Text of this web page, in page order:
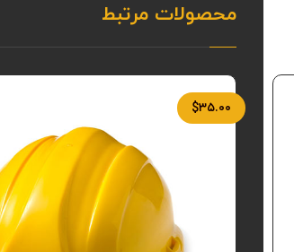
محصولات مرتبط
$۳۵.۰۰